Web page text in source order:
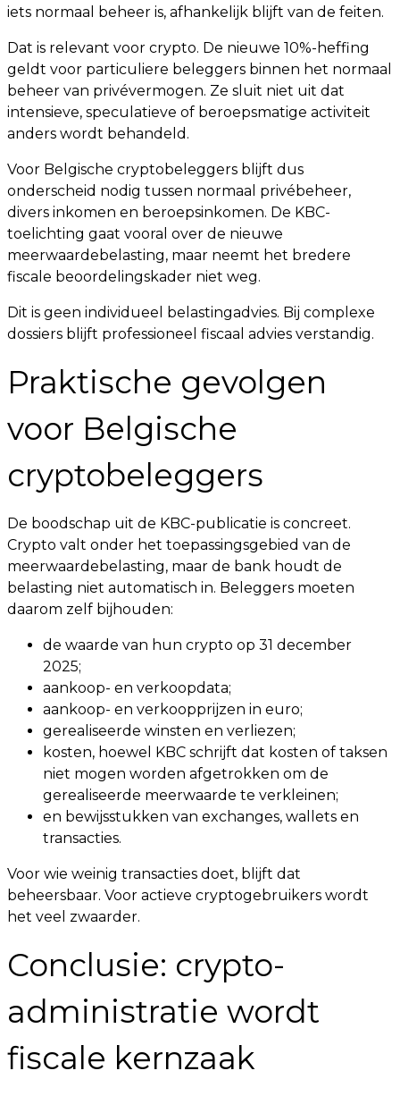
iets normaal beheer is, afhankelijk blijft van de feiten.
Dat is relevant voor crypto. De nieuwe 10%-heffing
geldt voor particuliere beleggers binnen het normaal
beheer van privévermogen. Ze sluit niet uit dat
intensieve, speculatieve of beroepsmatige activiteit
anders wordt behandeld.
Voor Belgische cryptobeleggers blijft dus
onderscheid nodig tussen normaal privébeheer,
divers inkomen en beroepsinkomen. De KBC-
toelichting gaat vooral over de nieuwe
meerwaardebelasting, maar neemt het bredere
fiscale beoordelingskader niet weg.
Dit is geen individueel belastingadvies. Bij complexe
dossiers blijft professioneel fiscaal advies verstandig.
Praktische gevolgen
voor Belgische
cryptobeleggers
De boodschap uit de KBC-publicatie is concreet.
Crypto valt onder het toepassingsgebied van de
meerwaardebelasting, maar de bank houdt de
belasting niet automatisch in. Beleggers moeten
daarom zelf bijhouden:
de waarde van hun crypto op 31 december
2025;
aankoop- en verkoopdata;
aankoop- en verkoopprijzen in euro;
gerealiseerde winsten en verliezen;
kosten, hoewel KBC schrijft dat kosten of taksen
niet mogen worden afgetrokken om de
gerealiseerde meerwaarde te verkleinen;
en bewijsstukken van exchanges, wallets en
transacties.
Voor wie weinig transacties doet, blijft dat
beheersbaar. Voor actieve cryptogebruikers wordt
het veel zwaarder.
Conclusie: crypto-
administratie wordt
fiscale kernzaak